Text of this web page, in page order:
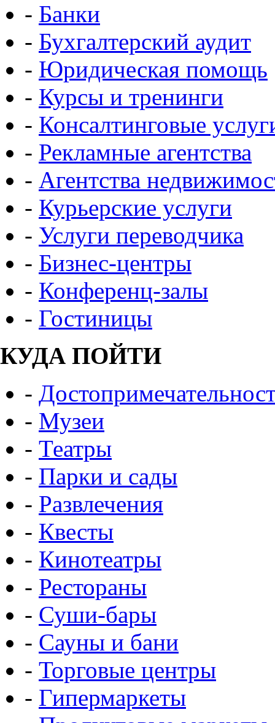
- Банки
- Бухгалтерский аудит
- Юридическая помощь
- Курсы и тренинги
- Консалтинговые
- Рекламные агентства
- Агентства
- Курьерские услуги
- Услуги переводчика
- Бизнес-центры
- Конференц-залы
- Гостиницы
КУДА ПОЙТИ
-
- Музеи
- Театры
- Парки и сады
- Развлечения
- Квесты
- Кинотеатры
- Рестораны
- Суши-бары
- Сауны и бани
- Торговые центры
- Гипермаркеты